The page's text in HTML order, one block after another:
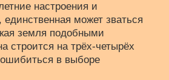
настроения и
может зваться
земля подобными
строится на трёх-четырёх
в выборе